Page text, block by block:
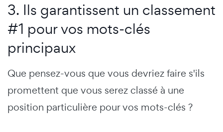
3. Ils garantissent un classement
#1 pour vos mots-clés
principaux
Que pensez-vous que vous devriez faire s'ils
promettent que vous serez classé à une
position particulière pour vos mots-clés ?